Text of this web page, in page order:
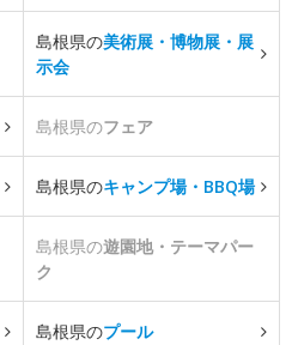
島根県の美術展・博物展・展
示会
島根県のフェア
島根県のキャンプ場・BBQ場
島根県の遊園地・テーマパー
ク
島根県のプール